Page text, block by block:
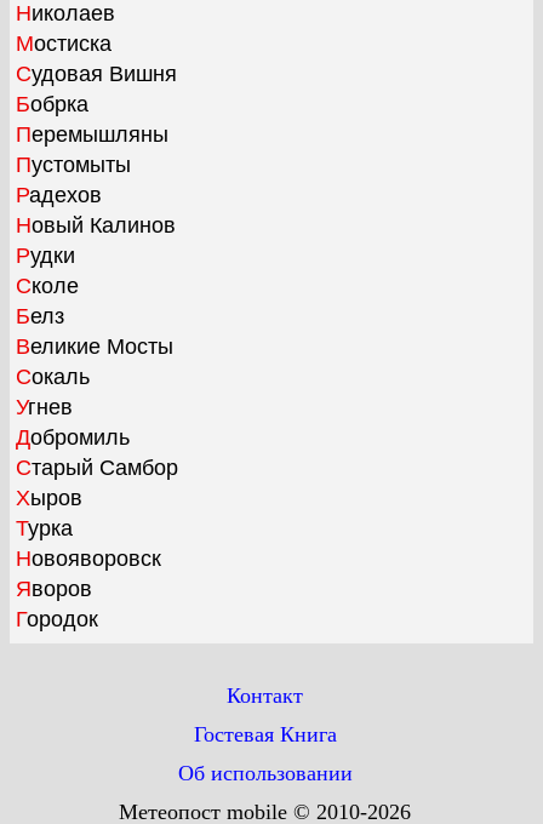
Николаев
Мостиска
Судовая Вишня
Бобрка
Перемышляны
Пустомыты
Радехов
Новый Калинов
Рудки
Сколе
Белз
Великие Мосты
Сокаль
Угнев
Добромиль
Старый Самбор
Хыров
Турка
Новояворовск
Яворов
Городок
Контакт
Гостевая Книга
Об использовании
Метеопост mobile © 2010-2026